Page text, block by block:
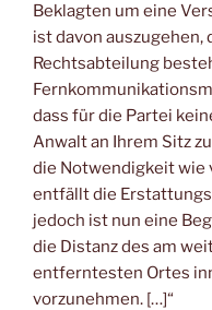
Beklagten um eine
ist davon auszugehen,
Rechtsabteilung
dass für die Partei
Anwalt an Ihrem Sitz
die Notwendigkeit wie
entfällt die
jedoch ist nun eine
die Distanz des am
entferntesten Ortes
vorzunehmen. […]“